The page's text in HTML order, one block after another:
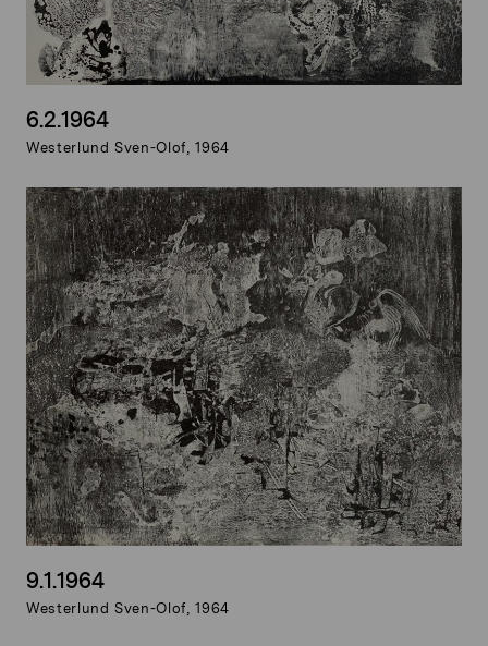
6.2.1964
Westerlund Sven-Olof, 1964
9.1.1964
Westerlund Sven-Olof, 1964